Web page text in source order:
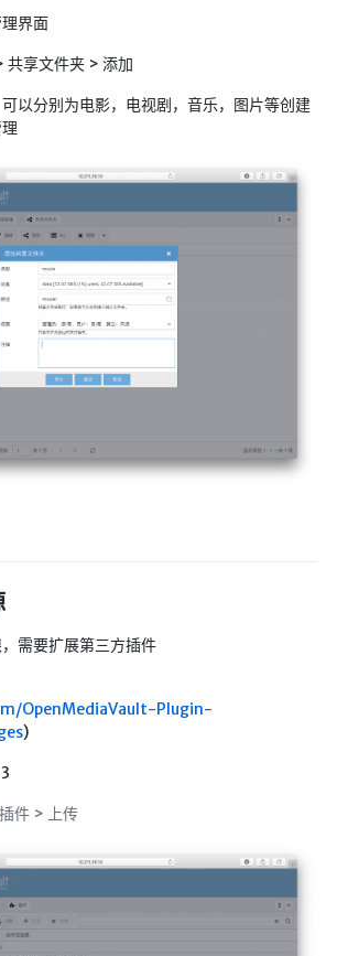
界面
共享文件夹 > 添加
以分别为电影，电视剧，音乐，图片等创建
需要扩展第三方插件
OpenMediaVault-Plugin-
)
件 > 上传
航
理
访问助手
视
视 备用2
新增
视(失效)
载
合
件
件国内下载
口